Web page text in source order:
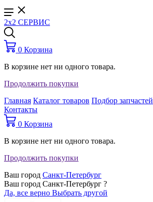
2x2 СЕРВИС
0 Корзина
В корзине нет ни одного товара.
Продолжить покупки
Главная Каталог товаров Подбор запчастей
Контакты
0 Корзина
В корзине нет ни одного товара.
Продолжить покупки
Ваш город Санкт-Петербург
Ваш город Санкт-Петербург ?
Да, все верно Выбрать другой